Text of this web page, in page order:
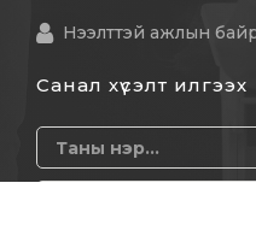
Нээлттэй ажлын
Санал хүсэлт илгээх